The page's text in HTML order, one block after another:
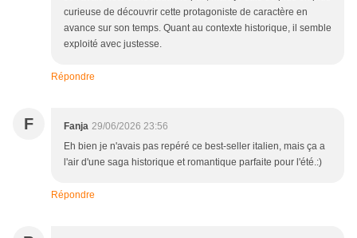
curieuse de découvrir cette protagoniste de caractère en
avance sur son temps. Quant au contexte historique, il semble
exploité avec justesse.
Répondre
F Fanja 29/06/2026 23:56
Eh bien je n'avais pas repéré ce best-seller italien, mais ça a
l'air d'une saga historique et romantique parfaite pour l'été.:)
Répondre